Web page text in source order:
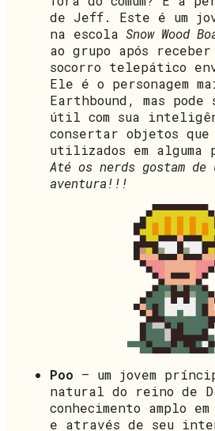
de Jeff. Este é um
na escola Snow Wood
ao grupo após
socorro telepático
Ele é o personagem
Earthbound, mas pode
útil com sua
consertar objetos que
utilizados em alguma
Até os nerds gostam de
aventura!!!
Poo – um jovem
natural do reino de
conhecimento amplo
e através de seu